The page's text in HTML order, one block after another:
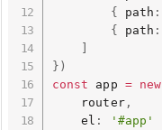
{ path :
{ path :
]
} )
const app = new
    router
,
    el
:
'#app'